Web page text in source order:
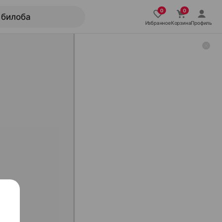
ИзбранноеКорзинаПрофиль